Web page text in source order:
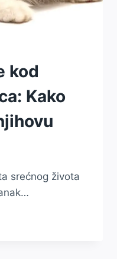
kod
Kako
srećnog života